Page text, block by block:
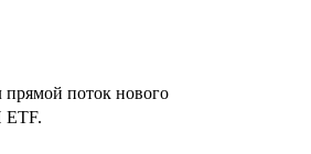
прямой поток нового
ETF.